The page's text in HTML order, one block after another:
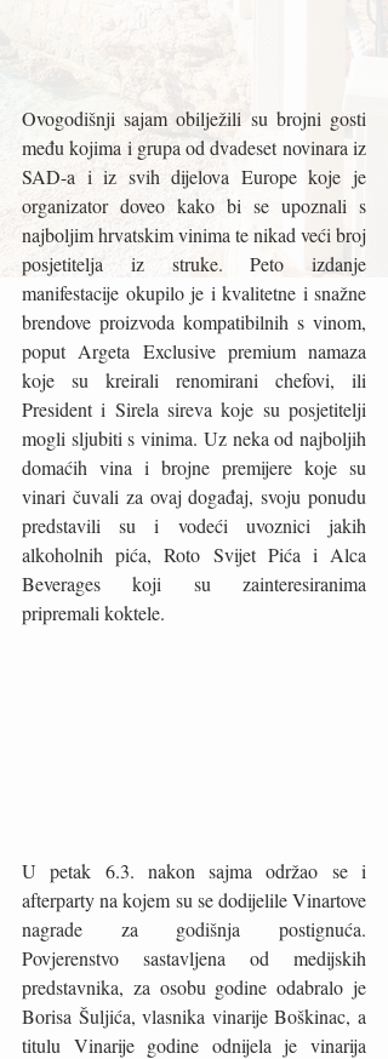
Ovogodišnji sajam obilježili su brojni gosti
među kojima i grupa od dvadeset novinara iz
SAD-a i iz svih dijelova Europe koje je
organizator doveo kako bi se upoznali s
najboljim hrvatskim vinima te nikad veći broj
posjetitelja iz struke. Peto izdanje
manifestacije okupilo je i kvalitetne i snažne
brendove proizvoda kompatibilnih s vinom,
poput Argeta Exclusive premium namaza
koje su kreirali renomirani chefovi, ili
President i Sirela sireva koje su posjetitelji
mogli sljubiti s vinima. Uz neka od najboljih
domaćih vina i brojne premijere koje su
vinari čuvali za ovaj događaj, svoju ponudu
predstavili su i vodeći uvoznici jakih
alkoholnih pića, Roto Svijet Pića i Alca
Beverages koji su zainteresiranima
pripremali koktele.
U petak 6.3. nakon sajma održao se i
afterparty na kojem su se dodijelile Vinartove
nagrade za godišnja postignuća.
Povjerenstvo sastavljena od medijskih
predstavnika, za osobu godine odabralo je
Borisa Šuljića, vlasnika vinarije Boškinac, a
titulu Vinarije godine odnijela je vinarija